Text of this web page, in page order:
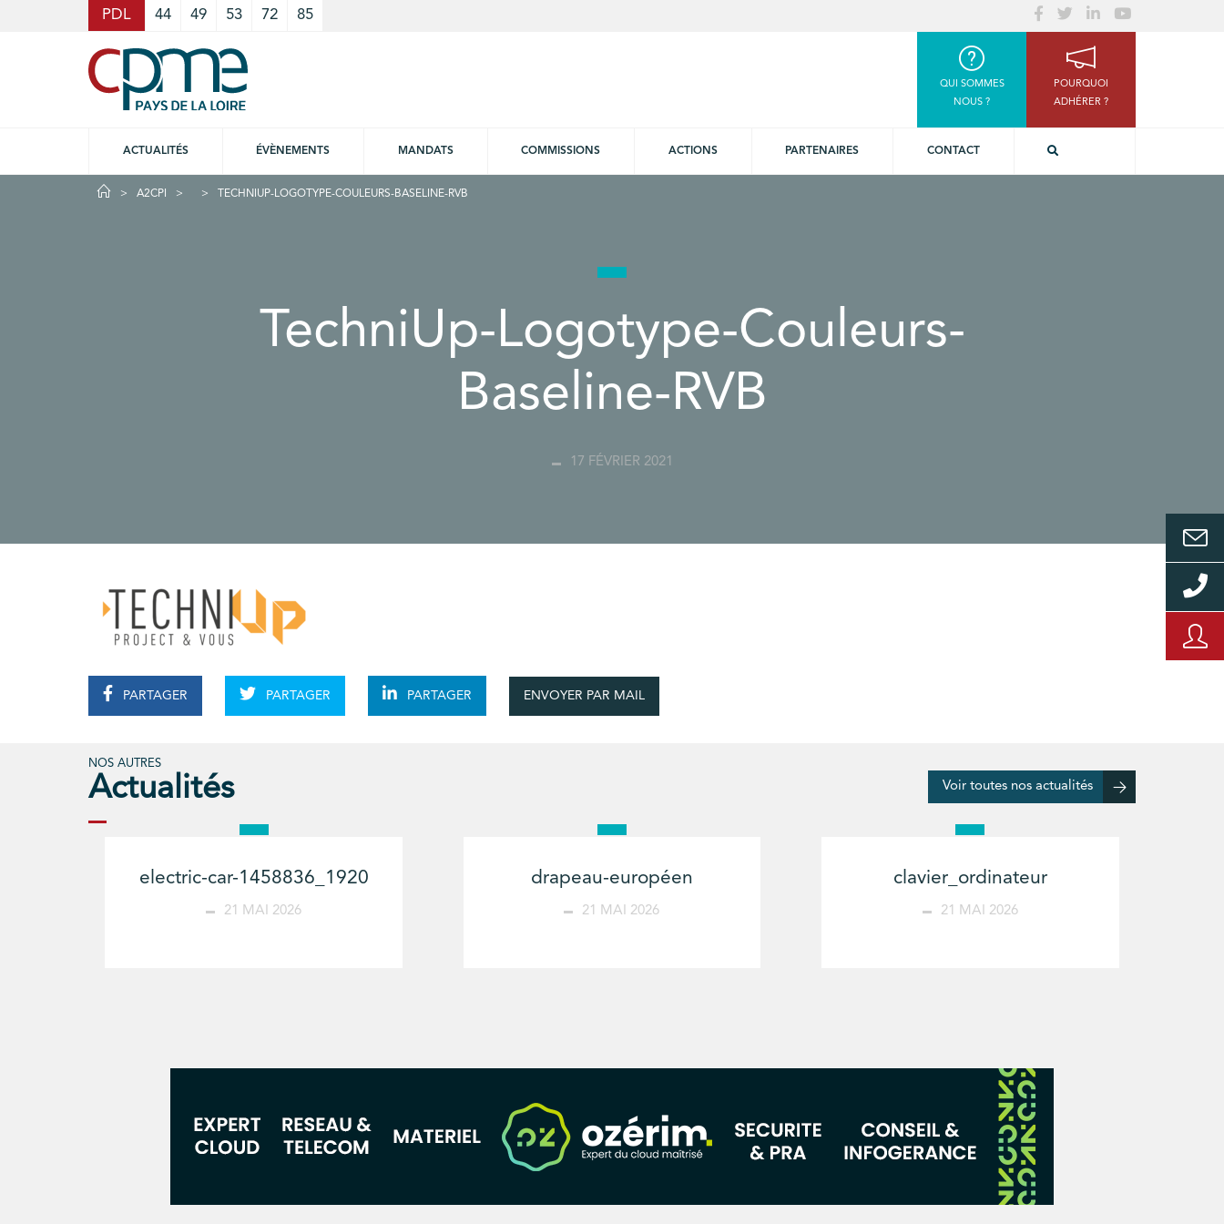
PDL 44 49 53 72 85
QUI SOMMES
NOUS ?
POURQUOI
ADHÉRER ?
ACTUALITÉS ÉVÈNEMENTS MANDATS COMMISSIONS ACTIONS PARTENAIRES CONTACT
A2CPI TECHNIUP-LOGOTYPE-COULEURS-BASELINE-RVB
TechniUp-Logotype-Couleurs-
Baseline-RVB
17 FÉVRIER 2021
PARTAGER PARTAGER PARTAGER ENVOYER PAR MAIL
NOS AUTRES
Actualités Voir toutes nos actualités
electric-car-1458836_1920
21 MAI 2026
drapeau-européen
21 MAI 2026
clavier_ordinateur
21 MAI 2026
Cookies management panel